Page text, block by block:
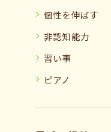
個性を伸ばす
非認知能力
習い事
ピアノ